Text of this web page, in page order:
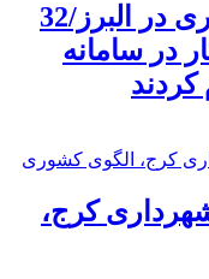
کاهش نرخ بیکاری در البرز/32
در سامانه
کردند
کرج،